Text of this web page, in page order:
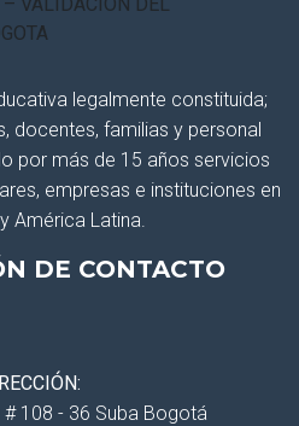
legalmente constituida;
docentes, familias y personal
por más de 15 años servicios
empresas e instituciones en
América Latina.
DE CONTACTO
# 108 - 36 Suba Bogotá